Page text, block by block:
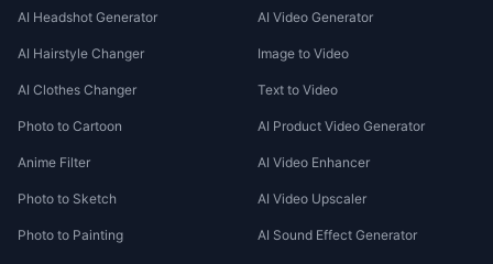
AI Headshot Generator
AI Hairstyle Changer
AI Clothes Changer
Photo to Cartoon
Anime Filter
Photo to Sketch
Photo to Painting
AI Video Generator
Image to Video
Text to Video
AI Product Video Generator
AI Video Enhancer
AI Video Upscaler
AI Sound Effect Generator